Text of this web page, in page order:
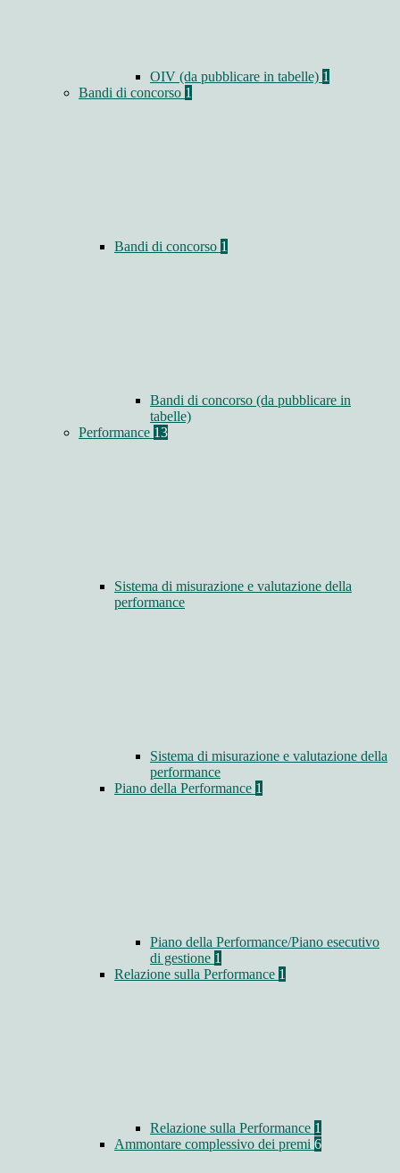
OIV (da pubblicare in tabelle) 1
Bandi di concorso 1
Bandi di concorso 1
Bandi di concorso (da pubblicare in
tabelle)
Performance 13
Sistema di misurazione e valutazione della
performance
Sistema di misurazione e valutazione della
performance
Piano della Performance 1
Piano della Performance/Piano esecutivo
di gestione 1
Relazione sulla Performance 1
Relazione sulla Performance 1
Ammontare complessivo dei premi 6